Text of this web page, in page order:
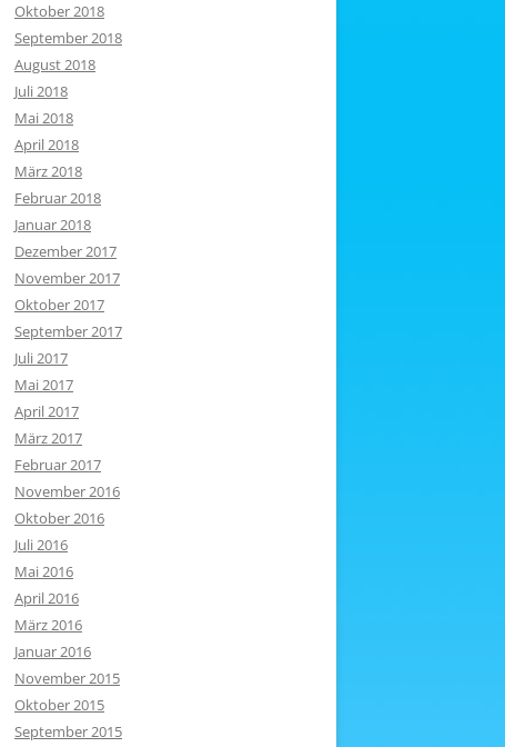
Oktober 2018
September 2018
August 2018
Juli 2018
Mai 2018
April 2018
März 2018
Februar 2018
Januar 2018
Dezember 2017
November 2017
Oktober 2017
September 2017
Juli 2017
Mai 2017
April 2017
März 2017
Februar 2017
November 2016
Oktober 2016
Juli 2016
Mai 2016
April 2016
März 2016
Januar 2016
November 2015
Oktober 2015
September 2015